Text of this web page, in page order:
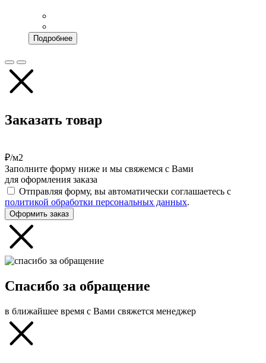
Подробнее
Заказать товар
₽/м2
Заполните форму ниже и мы свяжемся с Вами
для оформления заказа
Отправляя форму, вы автоматически соглашаетесь с
политикой обработки персональных данных.
Оформить заказ
Спасибо за обращение
в ближайшее время с Вами свяжется менеджер